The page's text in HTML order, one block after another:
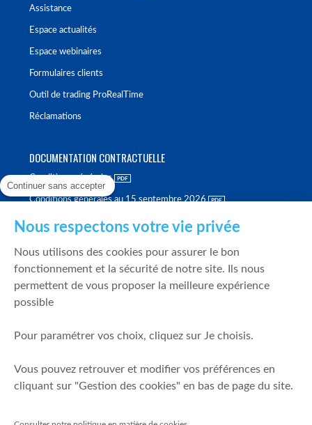
Assistance
Espace actualités
Espace webinaires
Formulaires clients
Outil de trading ProRealTime
Réclamations
DOCUMENTATION CONTRACTUELLE
Conditions générales
Conditions générales au 15 septembre 2026
Politique de meilleure sélection
Politique de durabilité
Fonds de garantie des dépôts et de résolution
Mentions légales
Prévention de la fraude
Continuer sans accepter
Nous respectons votre vie privée
Nous utilisons des cookies pour assurer le bon
fonctionnement et la sécurité de notre site. Ils nous
permettent de vous proposer la meilleure expérience
possible
Pour paramétrer vos choix, cliquez sur Je choisis.
Vous pouvez retrouver et modifier vos préférences en
cliquant sur "Gestion des cookies" en bas de page du site.